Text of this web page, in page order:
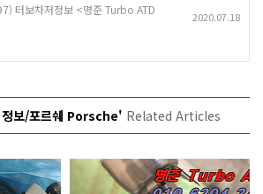
터보차저정보 <명준 Turbo ATD
2020.07.18
정보/포르쉐 Porsche' Related Articles